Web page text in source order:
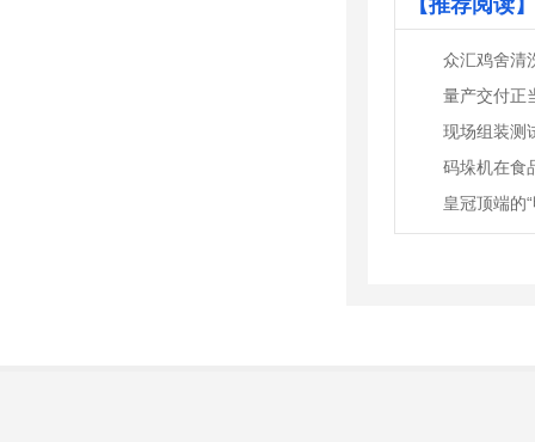
众汇鸡舍清
码垛机在食
皇冠顶端的